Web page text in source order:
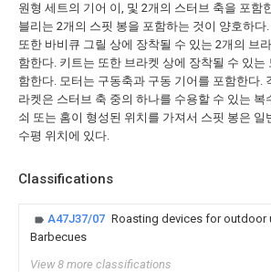
원형 세트의 기어 이, 및 2개의 스터브 축을 포함
블리는 2개의 스핏 봉을 포함하는 것이 양호하다
또한 바비큐 그릴 상에 장착될 수 있는 2개의 브
함한다. 키트는 또한 브라켓 상에 장착될 수 있는
함한다. 모터는 구동축과 구동 기어를 포함한다.
라켓은 스터브 축 중의 하나를 수용할 수 있는 복
쇠 또는 홈이 형성된 위치를 가져서 스핏 봉은 일
수평 위치에 있다.
Classifications
A47J37/07 Roasting devices for outdoor
Barbecues
View 8 more classifications